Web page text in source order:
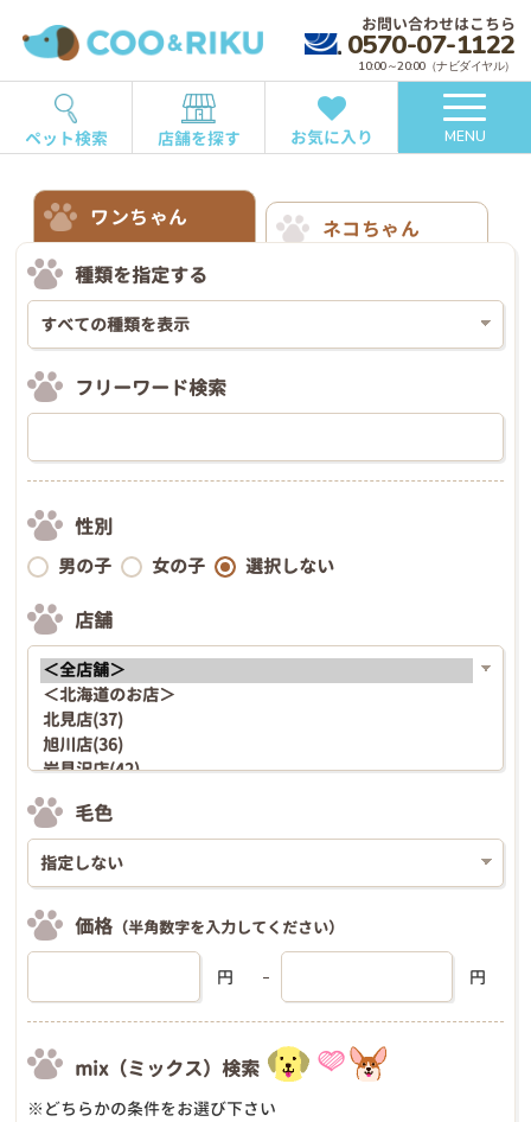
お問い合わせはこちら
0570-07-1122
10:00～20:00（ナビダイヤル）
ペット検索 店舗を探す お気に入り MENU
ワンちゃん
ネコちゃん
種類を指定する
フリーワード検索
性別
男の子 女の子 選択しない
店舗
毛色
価格 （半角数字を入力してください）
円 円
mix（ミックス）検索
※どちらかの条件をお選び下さい